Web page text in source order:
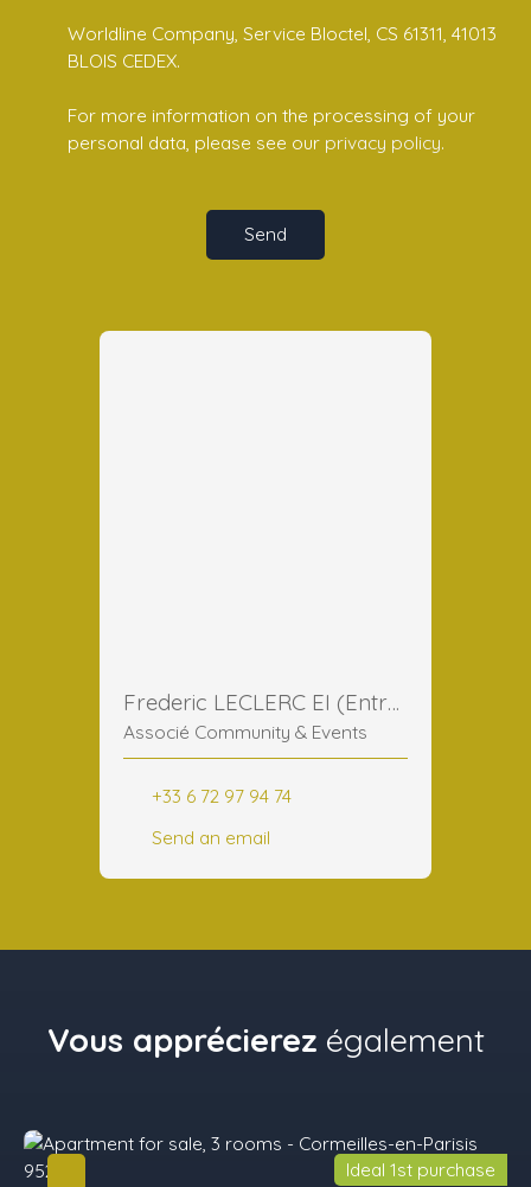
Worldline Company, Service Bloctel, CS 61311, 41013
BLOIS CEDEX.
For more information on the processing of your
personal data, please see our privacy policy.
Send
Frederic LECLERC EI (Entreprise Individuelle)
Associé Community & Events
+33 6 72 97 94 74
Send an email
Vous apprécierez également
Ideal 1st purchase